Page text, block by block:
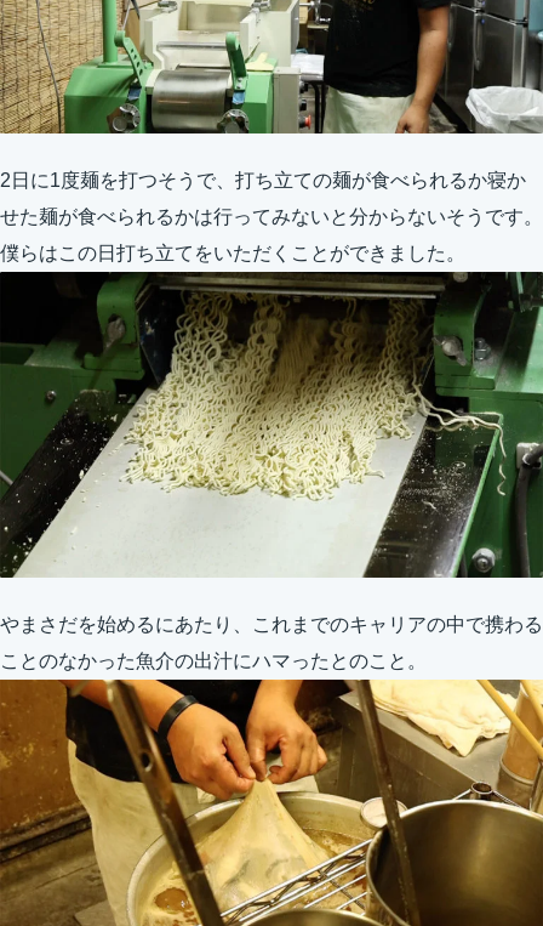
2日に1度麺を打つそうで、打ち立ての麺が食べられるか寝か
せた麺が食べられるかは行ってみないと分からないそうです。
僕らはこの日打ち立てをいただくことができました。
やまさだを始めるにあたり、これまでのキャリアの中で携わる
ことのなかった魚介の出汁にハマったとのこと。